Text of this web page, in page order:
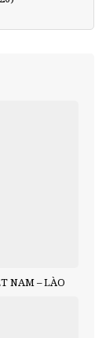
NAM – LÀO